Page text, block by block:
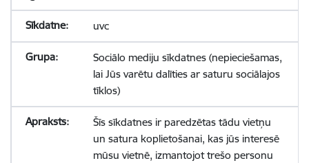
uvc
Sociālo mediju sīkdatnes (nepieciešamas,
lai Jūs varētu dalīties ar saturu sociālajos
tīklos)
Šīs sīkdatnes ir paredzētas tādu vietņu
un satura koplietošanai, kas jūs interesē
mūsu vietnē, izmantojot trešo personu